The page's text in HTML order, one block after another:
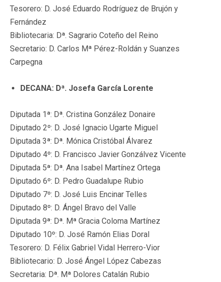
Tesorero: D. José Eduardo Rodríguez de Brujón y
Fernández
Bibliotecaria: Dª. Sagrario Coteño del Reino
Secretario: D. Carlos Mª Pérez-Roldán y Suanzes
Carpegna
DECANA: Dª. Josefa García Lorente
Diputada 1ª: Dª. Cristina González Donaire
Diputado 2º: D. José Ignacio Ugarte Miguel
Diputada 3ª: Dª. Mónica Cristóbal Álvarez
Diputado 4º: D. Francisco Javier Gonzálvez Vicente
Diputada 5ª: Dª. Ana Isabel Martínez Ortega
Diputado 6º: D. Pedro Guadalupe Rubio
Diputado 7º: D. José Luis Encinar Telles
Diputado 8º: D. Ángel Bravo del Valle
Diputada 9ª: Dª. Mª Gracia Coloma Martínez
Diputado 10º: D. José Ramón Elias Doral
Tesorero: D. Félix Gabriel Vidal Herrero-Vior
Bibliotecario: D. José Ángel López Cabezas
Secretaria: Dª. Mª Dolores Catalán Rubio